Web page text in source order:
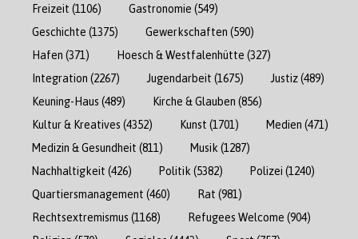
Freizeit (1106) Gastronomie (549)
Geschichte (1375) Gewerkschaften (590)
Hafen (371) Hoesch & Westfalenhütte (327)
Integration (2267) Jugendarbeit (1675) Justiz(489)
Keuning-Haus (489) Kirche & Glauben (856)
Kultur & Kreatives (4352) Kunst (1701) Medien (471)
Medizin & Gesundheit (811) Musik (1287)
Nachhaltigkeit (426) Politik (5382) Polizei (1240)
Quartiersmanagement (460) Rat (981)
Rechtsextremismus (1168) Refugees Welcome (904)